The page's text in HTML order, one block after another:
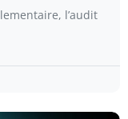
l’audit